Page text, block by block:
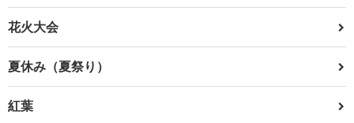
花火大会
夏休み（夏祭り）
紅葉